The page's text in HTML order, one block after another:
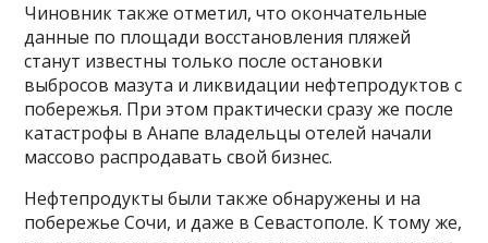
Чиновник также отметил, что окончательные
данные по площади восстановления пляжей
станут известны только после остановки
выбросов мазута и ликвидации нефтепродуктов с
побережья. При этом практически сразу же после
катастрофы в Анапе владельцы отелей начали
массово распродавать свой бизнес.
Нефтепродукты были также обнаружены и на
побережье Сочи, и даже в Севастополе. К тому же,